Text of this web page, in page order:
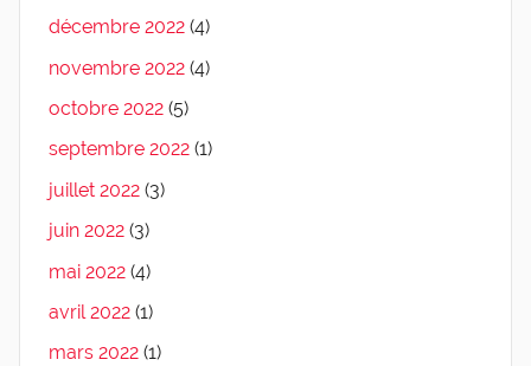
décembre 2022 (4)
novembre 2022 (4)
octobre 2022 (5)
septembre 2022 (1)
juillet 2022 (3)
juin 2022 (3)
mai 2022 (4)
avril 2022 (1)
mars 2022 (1)